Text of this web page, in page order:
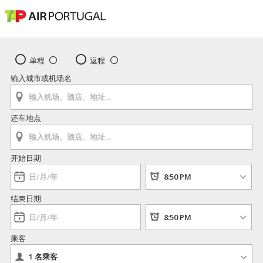
单程
返程
输入城市或机场名
还车地点
开始日期
结束日期
乘客